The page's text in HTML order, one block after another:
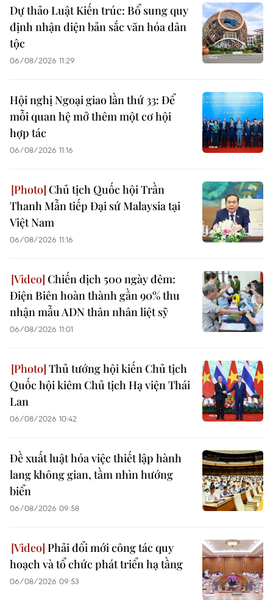
Dự thảo Luật Kiến trúc: Bổ sung quy
định nhận diện bản sắc văn hóa dân
tộc
06/08/2026 11:29
Hội nghị Ngoại giao lần thứ 33: Để
mỗi quan hệ mở thêm một cơ hội
hợp tác
06/08/2026 11:16
Chủ tịch Quốc hội Trần
Thanh Mẫn tiếp Đại sứ Malaysia tại
Việt Nam
06/08/2026 11:16
Chiến dịch 500 ngày đêm:
Điện Biên hoàn thành gần 90% thu
nhận mẫu ADN thân nhân liệt sỹ
06/08/2026 11:01
Thủ tướng hội kiến Chủ tịch
Quốc hội kiêm Chủ tịch Hạ viện Thái
Lan
06/08/2026 10:42
Đề xuất luật hóa việc thiết lập hành
lang không gian, tầm nhìn hướng
biển
06/08/2026 09:58
Phải đổi mới công tác quy
hoạch và tổ chức phát triển hạ tầng
06/08/2026 09:53